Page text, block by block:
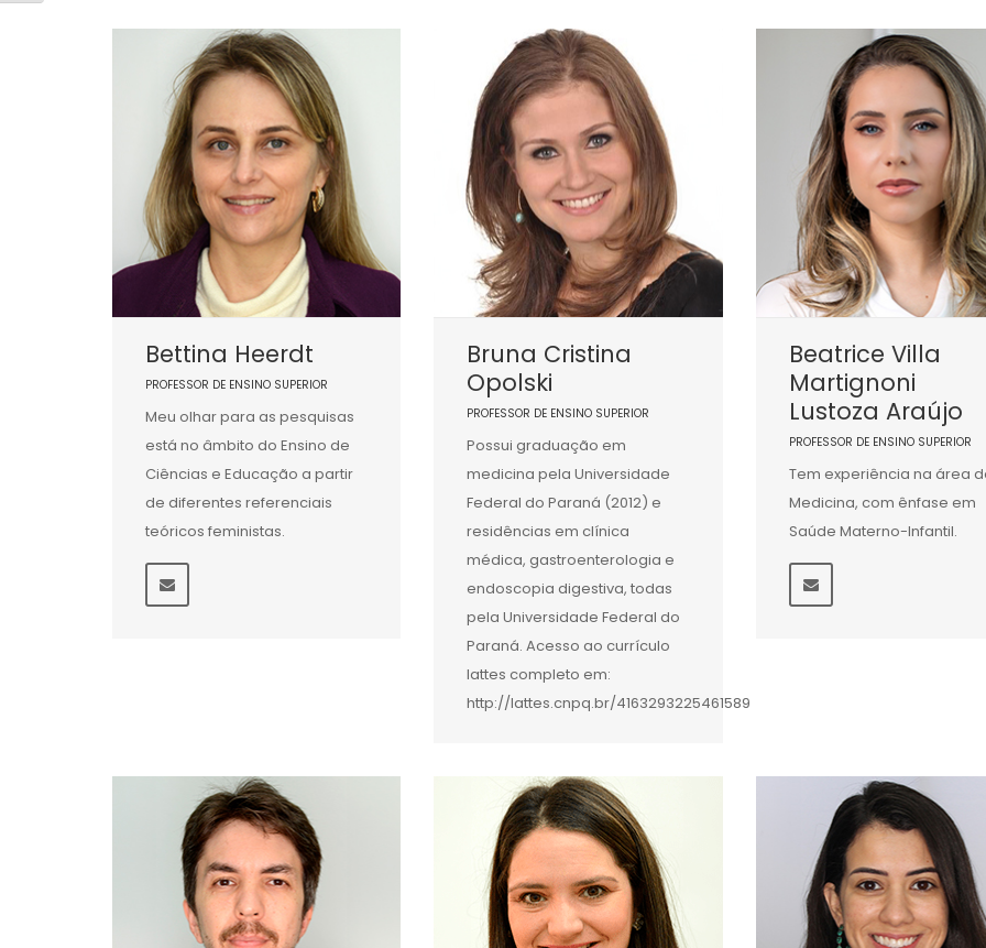
Bettina Heerdt
PROFESSOR DE ENSINO SUPERIOR
Meu olhar para as pesquisas
está no âmbito do Ensino de
Ciências e Educação a partir
de diferentes referenciais
teóricos feministas.
Bruna Cristina
Opolski
PROFESSOR DE ENSINO SUPERIOR
Possui graduação em
medicina pela Universidade
Federal do Paraná (2012) e
residências em clínica
médica, gastroenterologia e
endoscopia digestiva, todas
pela Universidade Federal do
Paraná. Acesso ao currículo
lattes completo em:
http://lattes.cnpq.br/4163293225461589
Beatrice Villa
Martignoni
Lustoza Araújo
PROFESSOR DE ENSINO SUPERIOR
Tem experiência na área
Medicina, com ênfase em
Saúde Materno-Infantil.